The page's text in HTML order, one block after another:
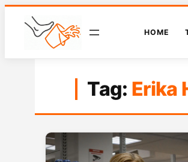
HOME
Tag: Erika